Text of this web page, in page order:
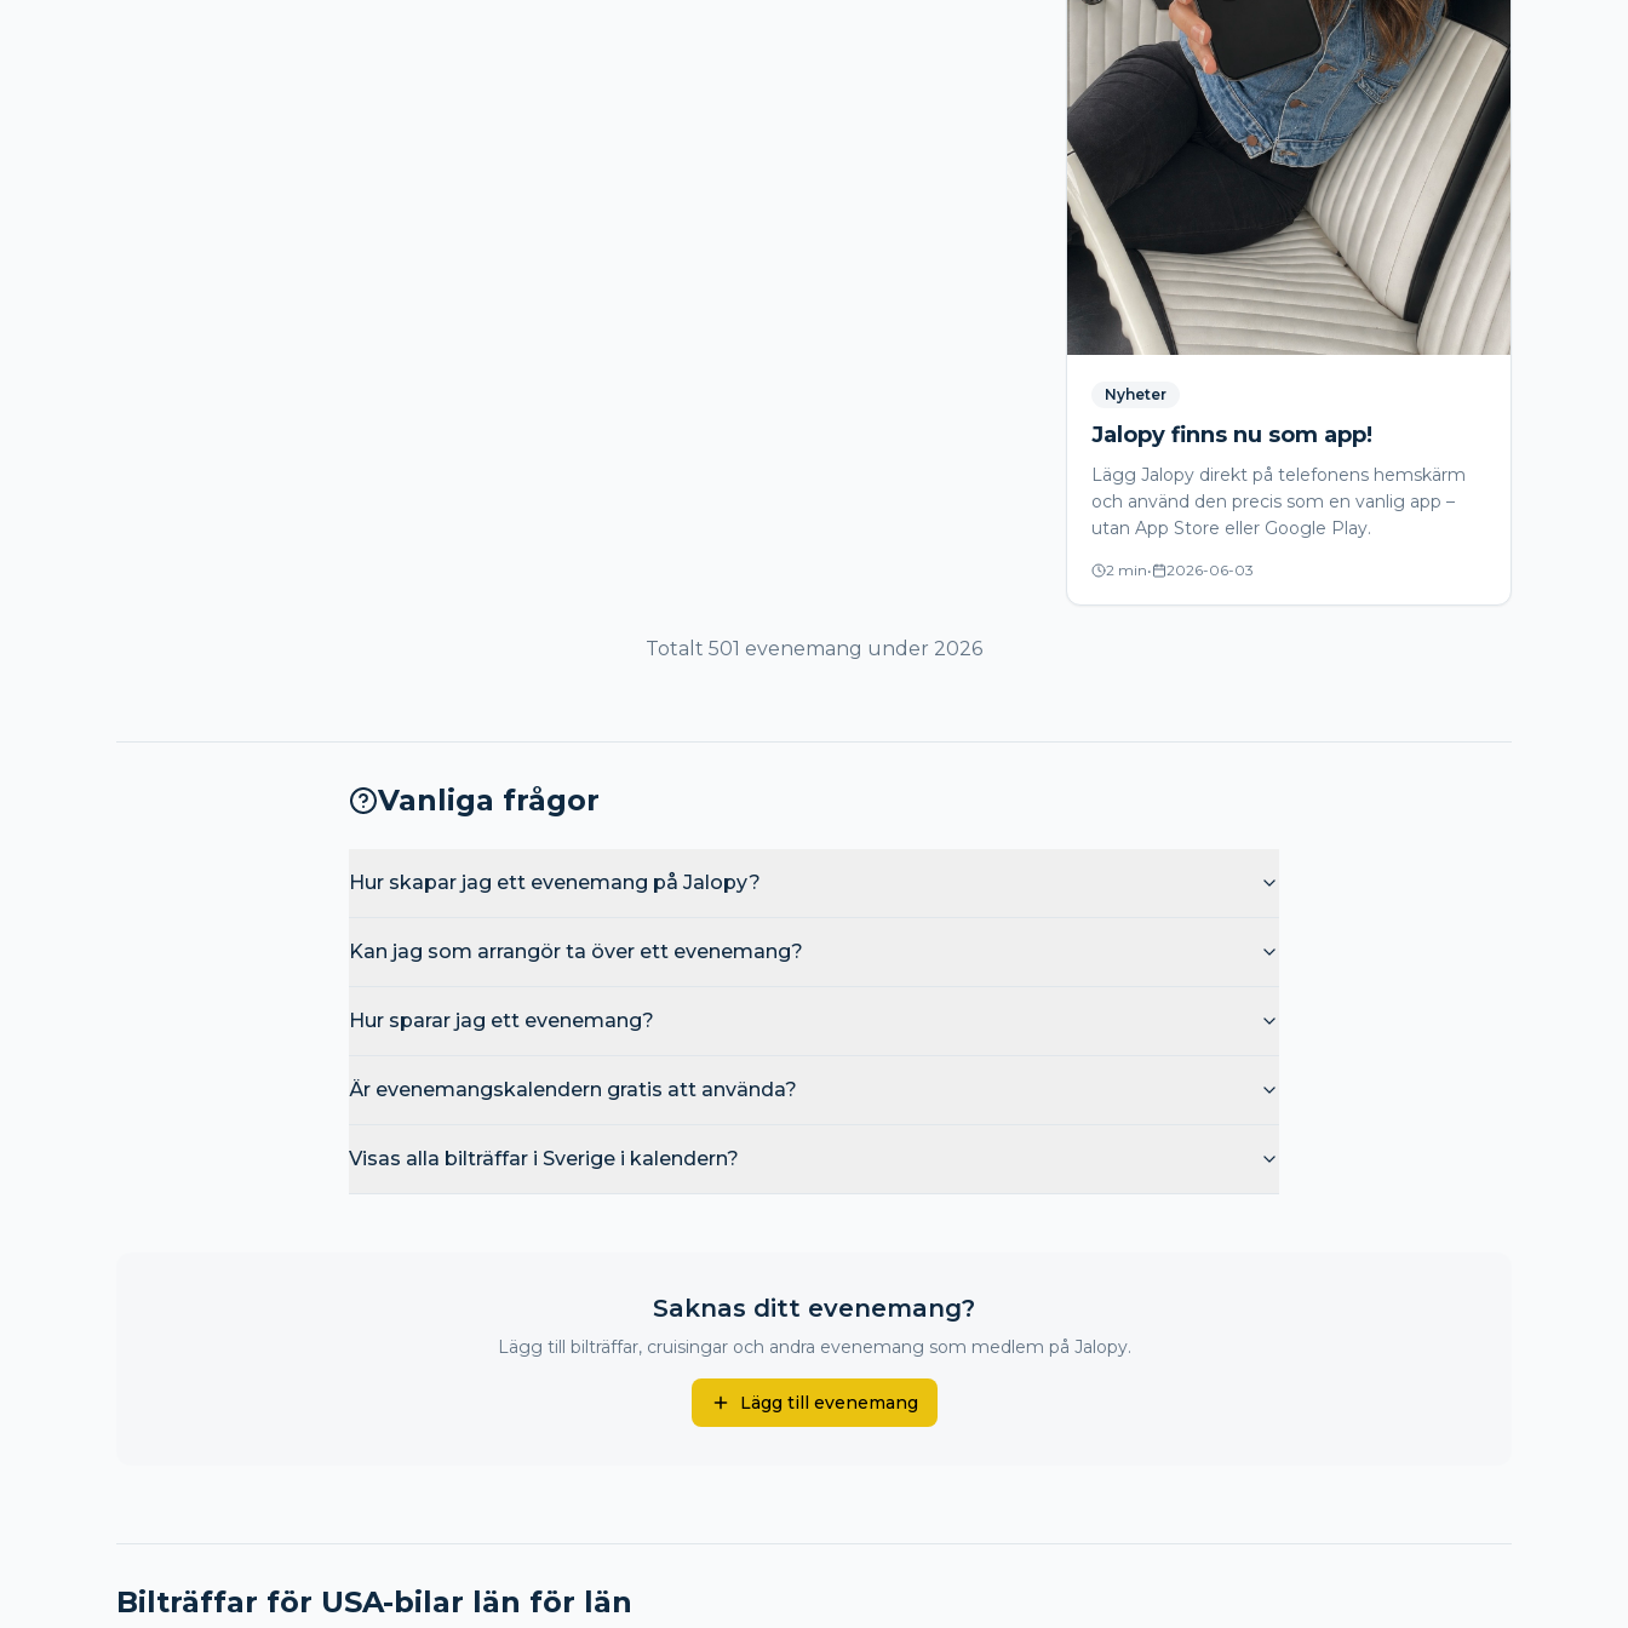
Nyheter
Jalopy finns nu som app!
Lägg Jalopy direkt på telefonens hemskärm
och använd den precis som en vanlig app –
utan App Store eller Google Play.
2 min• 2026-06-03
Totalt 501 evenemang under 2026
Vanliga frågor
Hur skapar jag ett evenemang på Jalopy?
Kan jag som arrangör ta över ett evenemang?
Hur sparar jag ett evenemang?
Är evenemangskalendern gratis att använda?
Visas alla bilträffar i Sverige i kalendern?
Saknas ditt evenemang?
Lägg till bilträffar, cruisingar och andra evenemang som medlem på Jalopy.
Lägg till evenemang
Bilträffar för USA-bilar län för län